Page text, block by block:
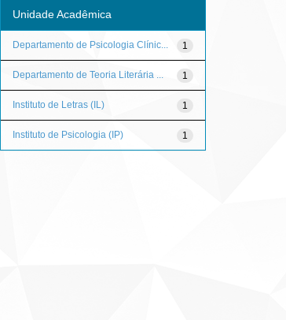
Unidade Acadêmica
1
Departamento de Psicologia Clínic...
1
Departamento de Teoria Literária ...
1
Instituto de Letras (IL)
1
Instituto de Psicologia (IP)